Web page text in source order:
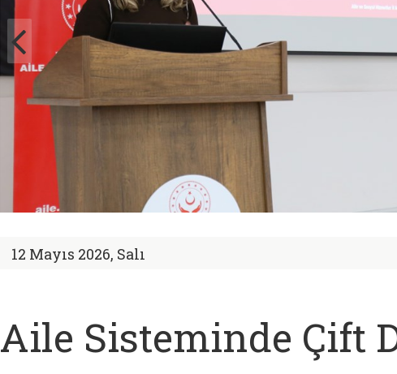
12 Mayıs 2026, Salı
Aile Sisteminde Çift